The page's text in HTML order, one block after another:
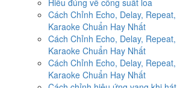
Hiểu đúng về công suất loa
Cách Chỉnh Echo, Delay,
Karaoke Chuẩn Hay Nhất
Cách Chỉnh Echo, Delay,
Karaoke Chuẩn Hay Nhất
Cách Chỉnh Echo, Delay,
Karaoke Chuẩn Hay Nhất